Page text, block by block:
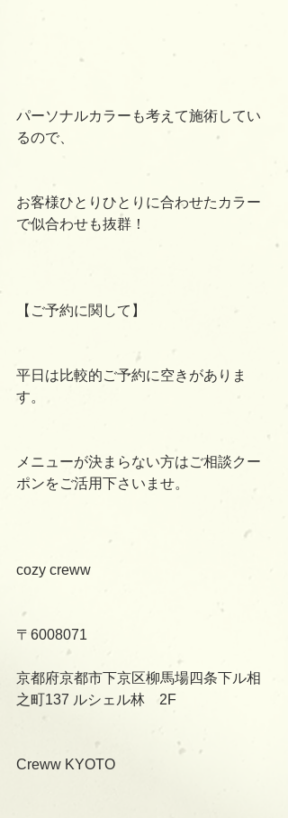
パーソナルカラーも考えて施術してい
るので、
お客様ひとりひとりに合わせたカラー
で似合わせも抜群！
【ご予約に関して】
平日は比較的ご予約に空きがありま
す。
メニューが決まらない方はご相談クー
ポンをご活用下さいませ。
cozy creww
〒6008071
京都府京都市下京区柳馬場四条下ル相
之町137 ルシェル林　2F
Creww KYOTO